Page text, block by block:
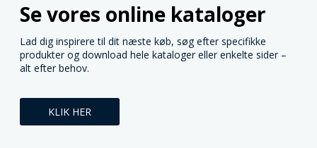
Se vores online kataloger
Lad dig inspirere til dit næste køb, søg efter specifikke
produkter og download hele kataloger eller enkelte sider –
alt efter behov.
KLIK HER